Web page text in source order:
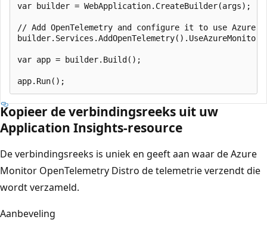
var builder = WebApplication.CreateBuilder(args);
// Add OpenTelemetry and configure it to use Azure
var app = builder.Build();
Kopieer de verbindingsreeks uit uw
Application Insights-resource
De verbindingsreeks is uniek en geeft aan waar de Azure
Monitor OpenTelemetry Distro de telemetrie verzendt die
wordt verzameld.
Aanbeveling